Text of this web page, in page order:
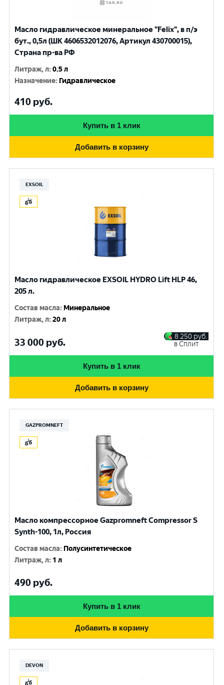
Масло гидравлическое минеральное "Felix", в п/э
бут., 0,5л (ШК 4606532012076, Артикул 430700015),
Страна пр-ва РФ
Литраж, л:0.5 л
Назначение: Гидравлическое
410 руб.
Купить в 1 клик
Добавить в корзину
EXSOIL
Масло гидравлическое EXSOIL HYDRO Lift HLP 46,
205 л.
Состав масла: Минеральное
Литраж, л:20 л
33 000 руб.
8 250 руб.
в Сплит
Купить в 1 клик
Добавить в корзину
GAZPROMNEFT
Масло компрессорное Gazpromneft Compressor S
Synth-100, 1л, Россия
Состав масла: Полусинтетическое
Литраж, л: 1 л
490 руб.
Купить в 1 клик
Добавить в корзину
DEVON